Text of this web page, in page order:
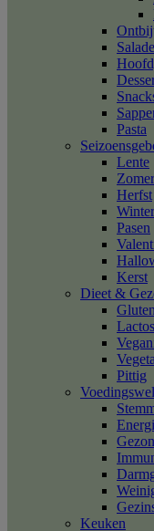
Pasta
Lente
Zomer
Herfst
Winter
Pasen
Kerst
Dieet &
Pittig
Keuken